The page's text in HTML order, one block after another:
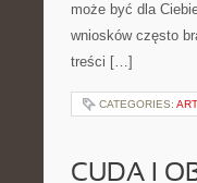
może być dla
wniosków często
treści […]
CATEGORIES:
CUDA I